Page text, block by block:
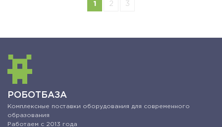
1 2 3
РОБОТБАЗА
Комплексные поставки оборудования для современного
образования
Работаем с 2013 года